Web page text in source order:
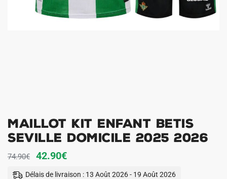
Maillot Kit Enfant Betis
Seville Domicile 2025 2026
74.90€
Le
prix
42.90€Le
prix
Délais de livraison : 13 Août 2026 - 19 Août 2026